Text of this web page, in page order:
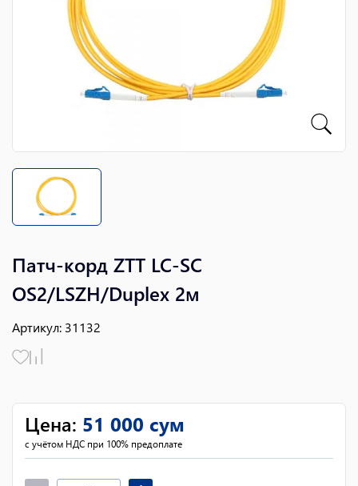
Патч-корд ZTT LC-SC
OS2/LSZH/Duplex 2м
Артикул: 31132
Цена: 51 000 сум
с учётом НДС при 100% предоплате